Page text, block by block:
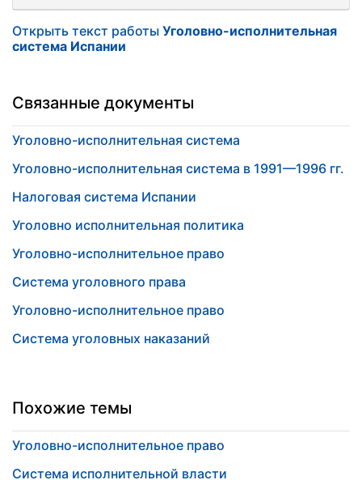
Открыть текст работы Уголовно-исполнительная
система Испании
Связанные документы
Уголовно-исполнительная система
Уголовно-исполнительная система в 1991—1996 гг.
Налоговая система Испании
Уголовно исполнительная политика
Уголовно-исполнительное право
Система уголовного права
Уголовно-исполнительное право
Система уголовных наказаний
Похожие темы
Уголовно-исполнительное право
Система исполнительной власти